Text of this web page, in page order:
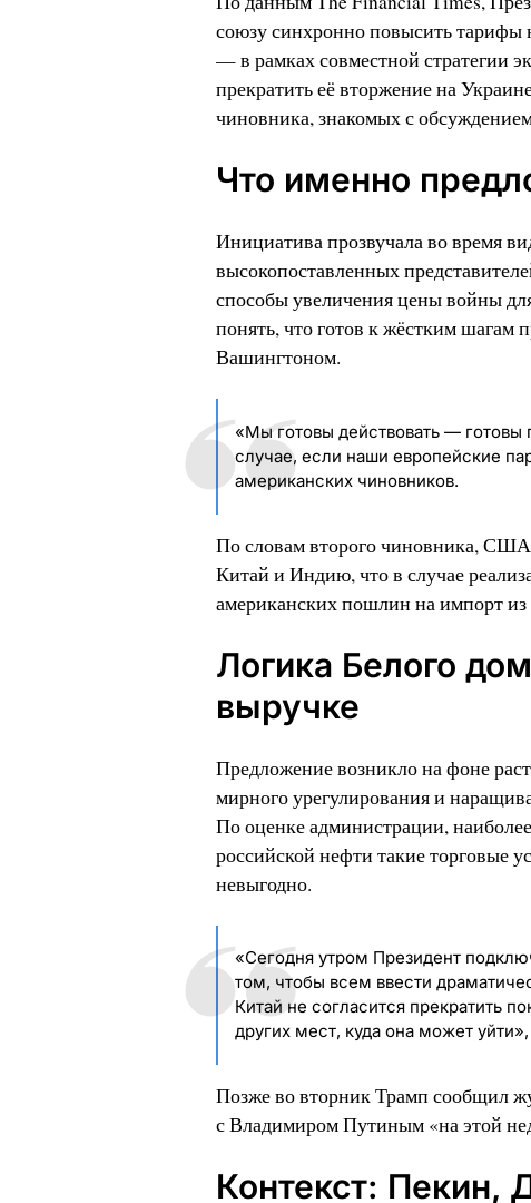
союзу синхронно повысить
— в рамках совместной стратегии
прекратить её вторжение на
чиновника, знакомых с
Что именно
Инициатива прозвучала во время
высокопоставленных
способы увеличения цены войны
понять, что готов к жёстким шагам
Вашингтоном.
«Мы готовы действовать —
случае, если наши европейские
американских чиновников.
По словам второго чиновника,
Китай и Индию, что в случае
американских пошлин на импорт из
Логика Белого
выручке
Предложение возникло на фоне
мирного урегулирования и
По оценке администрации,
российской нефти такие торговые
невыгодно.
«Сегодня утром Президент
том, чтобы всем ввести
Китай не согласится прекратить
других мест, куда она может
Позже во вторник Трамп сообщил
с Владимиром Путиным «на этой
Контекст: Пекин,